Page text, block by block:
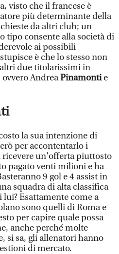
visto che il francese è
più determinante della
da altri club; un
tipo consente alla società di
ai possibili
è che lo stesso non
due titolarissimi in
ovvero AndreaPinamontie
la sua intenzione di
per accontentarlo i
ricevere un'offerta piuttosto
pagato venti milioni e ha
9 gol e 4 assist in
squadra di alta classifica
lui? Esattamente come a
sono quelli di Roma e
per capire quale possa
anche perché molte
si sa, gli allenatori hanno
di mercato.